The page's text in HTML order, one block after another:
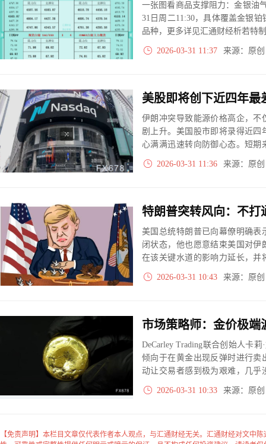
一张图看商品支撑阻力：金银油
31日周二11:30，具体覆盖金银
品种，更多详见汇通财经析若特
2026-03-31 11:37 来源：原
伊朗冲突导致能源价格高企，不
剧上升。美国股市即将录得近四
心满满迅速转向防御心态。短期
若冲突长期化甚至升级，美国
出现更深度的调整。
2026-03-31 11:36 来源：原
美国总统特朗普已向幕僚明确表
闭状态，他也愿意结束美国对
在该关键水道的影响力延长，并
段处理。周二（3月31日）亚市
普最新发言缓解了市场对能源中
2026-03-31 10:43 来源：原
DeCarley Trading联合创始人卡
倾向于在黄金出现反弹时进行卖
动让交易者感到极为艰难，几乎
为，短期内黄金仍面临一定下
性传导影响包括黄金在内的整
2026-03-31 10:33 来源：原
【免责声明】本栏目文章仅代表作者本人观点，与汇通财经无关。汇通财经对文中